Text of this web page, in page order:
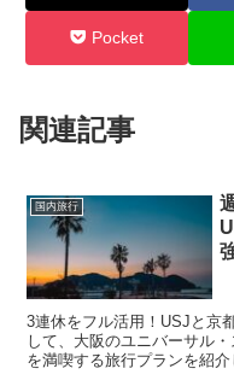
Pocket
関連記事
国内旅行
3連休をフル活用！USJと京
して、大阪のユニバーサル
を満喫する旅行プランを紹